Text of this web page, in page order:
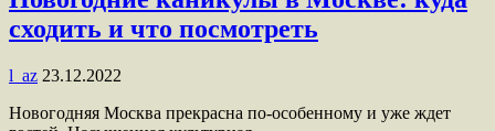
сходить и что посмотреть
l_az 23.12.2022
Новогодняя Москва прекрасна по-особенному и уже ждет